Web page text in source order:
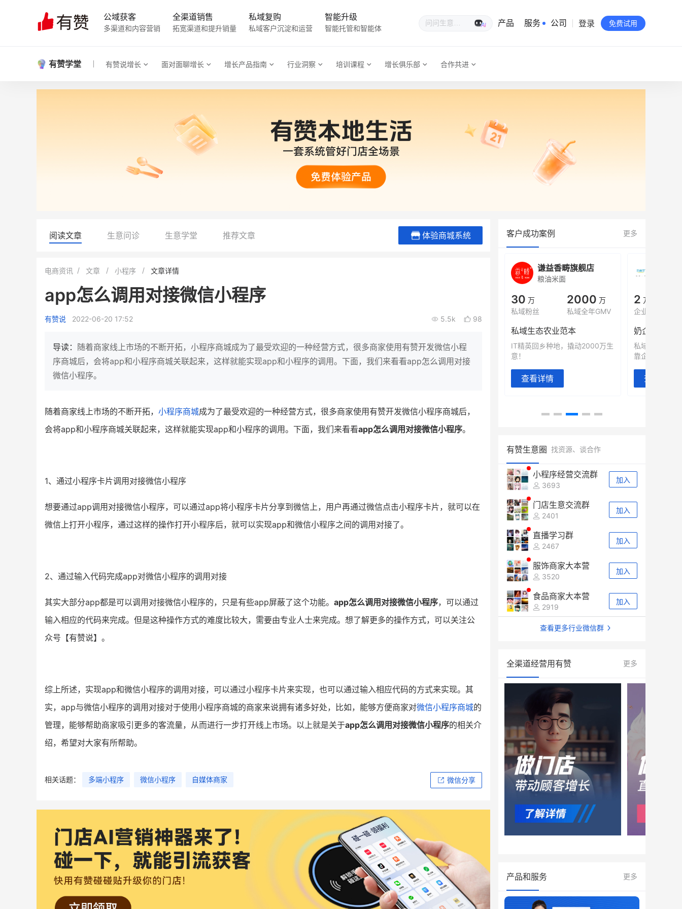
公域获客
多渠道和内容营销
全渠道销售
拓宽渠道和提升销量
私域复购
私域客户沉淀和运营
智能升级
智能托管和智能体
生意专家
产品 服务 公司
有赞公益
站点地图
登录 免费试用
有赞学堂 有赞说增长 面对面聊增长 增长产品指南 行业洞察 培训课程 增长俱乐部 合作共进
阅读文章 生意问诊 生意学堂 推荐文章 体验商城系统
电商资讯 文章 小程序 文章详情
app怎么调用对接微信小程序
有赞说 2022-06-20 17:52 5.5k 98
导读： 随着商家线上市场的不断开拓，小程序商城成为了最受欢迎的一种经营方式，很多商家使用有赞开发微信小程
序商城后，会将app和小程序商城关联起来，这样就能实现app和小程序的调用。下面，我们来看看app怎么调用对接
微信小程序。
随着商家线上市场的不断开拓， 小程序商城成为了最受欢迎的一种经营方式，很多商家使用有赞开发微信小程序商城后，
会将app和小程序商城关联起来，这样就能实现app和小程序的调用。下面，我们来看看app怎么调用对接微信小程序。
1、通过小程序卡片调用对接微信小程序
想要通过app调用对接微信小程序，可以通过app将小程序卡片分享到微信上，用户再通过微信点击小程序卡片，就可以在
微信上打开小程序，通过这样的操作打开小程序后，就可以实现app和微信小程序之间的调用对接了。
2、通过输入代码完成app对微信小程序的调用对接
其实大部分app都是可以调用对接微信小程序的，只是有些app屏蔽了这个功能。 app怎么调用对接微信小程序，可以通过
输入相应的代码来完成。但是这种操作方式的难度比较大，需要由专业人士来完成。想了解更多的操作方式，可以关注公
众号【有赞说】。
综上所述，实现app和微信小程序的调用对接，可以通过小程序卡片来实现，也可以通过输入相应代码的方式来实现。其
实，app与微信小程序的调用对接对于使用小程序商城的商家来说拥有诸多好处，比如，能够方便商家对微信小程序商城的
管理，能够帮助商家吸引更多的客流量，从而进行一步打开线上市场。以上就是关于app怎么调用对接微信小程序的相关介
绍，希望对大家有所帮助。
相关话题： 多端小程序 微信小程序 自媒体商家 微信分享
客户成功案例 更多
白帝牛奶旗舰店
900 万
私域样本打法！新希望白帝乳业
靠企业微信实现销售额翻 8 倍！
查看详情
小鹿蓝蓝会员
80% +
7900 万
三只松鼠旗下的网红婴儿辅食品
牌，22天便拿下类目第一
有货源没流量？母婴馆如何破局
他只用7年做到平台销冠，转战私
域如何破局？
这家女装连锁如何借有赞破局新
零售？
谦益香畴旗舰店
粮油米面
30 万
私域粉丝
2000 万
私域全年GMV
私域生态农业范本
IT精英回乡种地，撬动2000万生
意！
查看详情
2 万人
奶企靠企业
私域样本打法
靠企业微信实
查看详情
有赞生意圈 找资源、谈合作
小程序经营交流群
3693
加入
门店生意交流群
2401
加入
直播学习群
2467
加入
服饰商家大本营
3520
加入
食品商家大本营
2919
加入
查看更多行业微信群
全渠道经营用有赞 更多
产品和服务 更多